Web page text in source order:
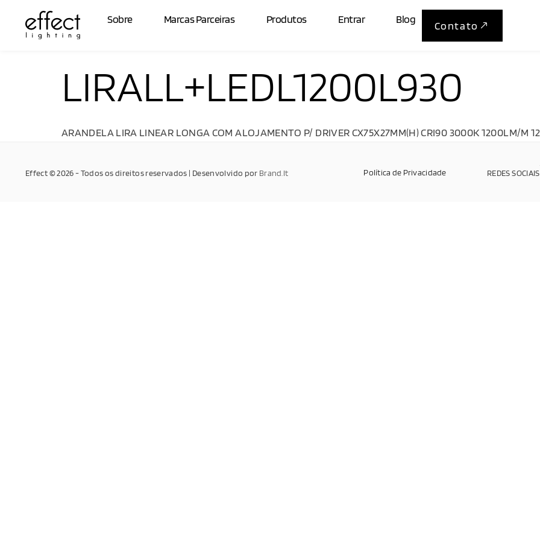
Sobre Marcas Parceiras Produtos Entrar Blog
Contato
LIRALL+LEDL1200L930
ARANDELA LIRA LINEAR LONGA COM ALOJAMENTO P/ DRIVER CX75X27MM(H) CRI90 3000K 1200LM/M
Effect © 2026 - Todos os direitos reservados | Desenvolvido por Brand.It Política de Privacidade REDES SOCIAIS